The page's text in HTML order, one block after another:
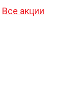
Все акции